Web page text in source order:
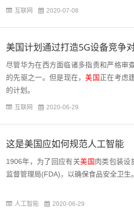
互联网 2020-07-08
美国计划通过打造5G设备竞争
尽管华为在西方面临诸多指责和严格审
的先驱之一。但是现在，美国正在考虑
的计划。
互联网 2020-06-29
这是美国应如何规范人工智能
1906年，为了回应有关美国肉类包装设
监督管理局(FDA)，以确保食品安全卫生。
人工智能 2020-06-29